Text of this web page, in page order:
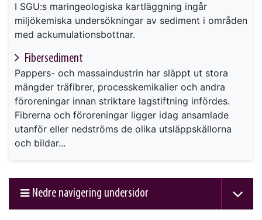
I SGU:s maringeologiska kartläggning ingår
miljökemiska undersökningar av sediment i områden
med ackumulationsbottnar.
Fibersediment
Pappers- och massaindustrin har släppt ut stora
mängder träfibrer, processkemikalier och andra
föroreningar innan striktare lagstiftning infördes.
Fibrerna och föroreningar ligger idag ansamlade
utanför eller nedströms de olika utsläppskällorna
och bildar...
Nedre navigering undersidor